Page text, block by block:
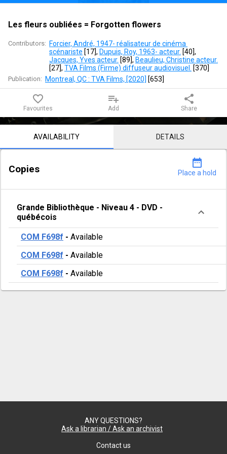
flowers
Les fleurs oubliées = Forgotten flowers
Contributors: Forcier, André, 1947- réalisateur de cinéma
scénariste [17], Dupuis, Roy, 1963- acteur. [40]
Jacques, Yves acteur. [89], Beaulieu, Christine acteur.
[27], TVA Films (Firme) diffuseur audiovisuel. [370]
Publication: Montreal, QC : TVA Films, [2020] [653]
favorite_border
Favourites
playlist_add
Add
share
Share
Notice content
AVAILABILITY DETAILS
Copies
date_range
Place a hold
Grande Bibliothèque - Niveau 4 - DVD -
québécois
COM F698f - Available
COM F698f - Available
COM F698f - Available
ANY QUESTIONS?
Ask a librarian / Ask an archivist
Contact us